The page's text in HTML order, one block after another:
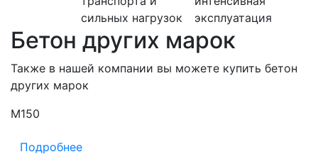
сильных нагрузок
эксплуатация
Бетон других марок
Также в нашей компании вы можете купить бетон
других марок
М150
Подробнее